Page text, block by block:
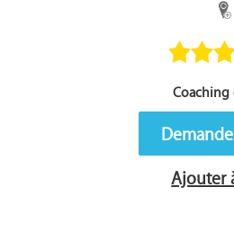
Coaching
Ajouter